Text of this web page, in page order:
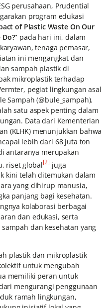
perusahaan, Prudential
program edukasi
of Plastic Waste On Our
pada hari ini, dalam
tenaga pemasar,
ini mengangkat dan
sampah plastik di
mikroplastik terhadap
pegiat lingkungan asal
Sampah (@bule_sampah).
satu aspek penting dalam
Data dari Kementerian
(KLHK) menunjukkan bahwa
lebih dari 68 juta ton
antaranya merupakan
riset global[2]juga
kini telah ditemukan dalam
yang dihirup manusia,
panjang bagi kesehatan.
kolaborasi berbagai
dan edukasi, serta
dan kesehatan yang
plastik dan mikroplastik
untuk mengubah
memiliki peran untuk
mengurangi penggunaan
ramah lingkungan,